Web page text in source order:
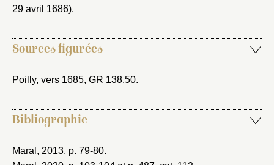
29 avril 1686).
Sources figurées
Poilly, vers 1685, GR 138.50.
Bibliographie
Maral, 2013, p. 79-80.